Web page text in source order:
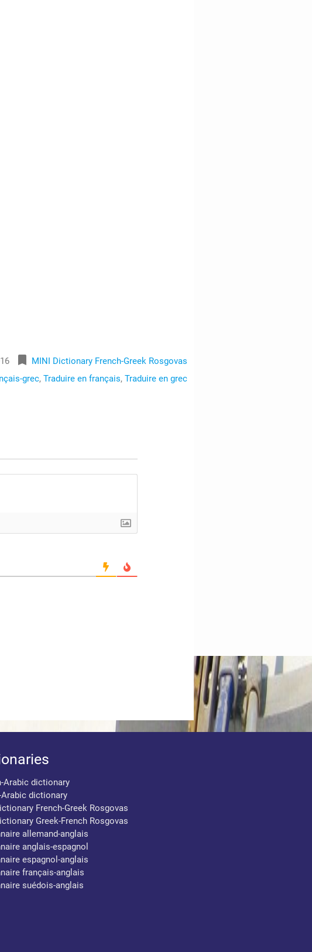
bookmark MINI Dictionary French-Greek Rosgovas
grec, Traduire en français, Traduire en grec
Arabic dictionary
Arabic dictionary
French-Greek Rosgovas
Greek-French Rosgovas
allemand-anglais
anglais-espagnol
espagnol-anglais
français-anglais
suédois-anglais